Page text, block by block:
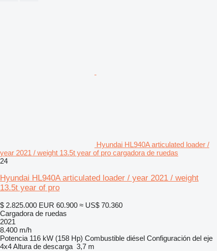
Hyundai HL940A articulated loader /
year 2021 / weight 13.5t year of pro cargadora de ruedas
24
Hyundai HL940A articulated loader / year 2021 / weight
13.5t year of pro
$ 2.825.000 EUR 60.900 ≈ US$ 70.360
Cargadora de ruedas
2021
8.400 m/h
Potencia 116 kW (158 Hp) Combustible diésel Configuración del eje
4x4Altura de descarga 3,7 m